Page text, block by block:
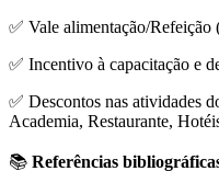
✅ Vale alimentação/
✅ Incentivo à capacitação e
✅ Descontos nas atividades
Academia, Restaurante,
📚 Referências